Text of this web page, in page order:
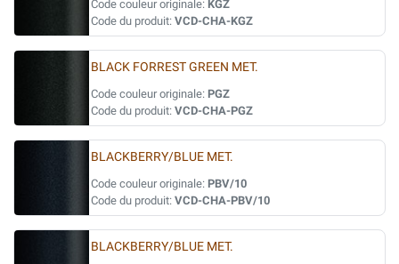
Code couleur originale: KGZ
Code du produit: VCD-CHA-KGZ
BLACK FORREST GREEN MET.
Code couleur originale: PGZ
Code du produit: VCD-CHA-PGZ
BLACKBERRY/BLUE MET.
Code couleur originale: PBV/10
Code du produit: VCD-CHA-PBV/10
BLACKBERRY/BLUE MET.